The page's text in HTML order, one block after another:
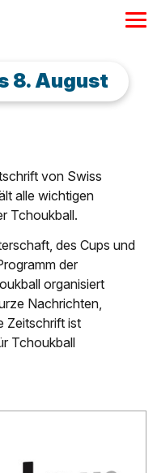
8. August
von Swiss
alle wichtigen
Tchoukball.
des Cups und
der
organisiert
Nachrichten,
Zeitschrift ist
Tchoukball